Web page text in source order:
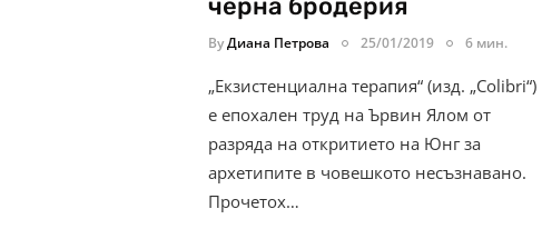
ByДиана Петрова 25/01/2019 6 мин.
„Екзистенциална терапия“ (изд. „Colibri“)
е епохален труд на Ървин Ялом от
разряда на откритието на Юнг за
архетипите в човешкото несъзнавано.
Прочетох…